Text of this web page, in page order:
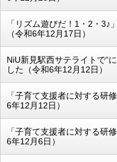
「リズム遊びだ！1・2・3♪
（令和6年12月17日）
NiU新見駅西サテライトで“
した（令和6年12月12日）
「子育て支援者に対する研
6年12月12日）
「子育て支援者に対する研
6年12月6日）